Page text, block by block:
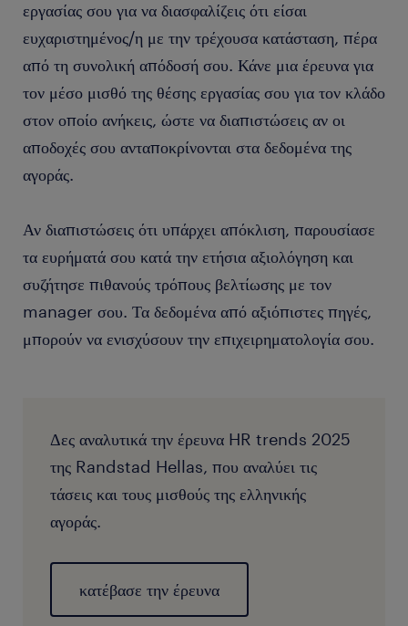
εργασίας σου για να διασφαλίζεις ότι είσαι
ευχαριστημένος/η με την τρέχουσα κατάσταση, πέρα
από τη συνολική απόδοσή σου. Κάνε μια έρευνα για
τον μέσο μισθό της θέσης εργασίας σου για τον κλάδο
στον οποίο ανήκεις, ώστε να διαπιστώσεις αν οι
αποδοχές σου ανταποκρίνονται στα δεδομένα της
αγοράς.
Αν διαπιστώσεις ότι υπάρχει απόκλιση, παρουσίασε
τα ευρήματά σου κατά την ετήσια αξιολόγηση και
συζήτησε πιθανούς τρόπους βελτίωσης με τον
manager σου. Τα δεδομένα από αξιόπιστες πηγές,
μπορούν να ενισχύσουν την επιχειρηματολογία σου.
Δες αναλυτικά την έρευνα HR trends 2025
της Randstad Hellas, που αναλύει τις
τάσεις και τους μισθούς της ελληνικής
αγοράς.
κατέβασε την έρευνα